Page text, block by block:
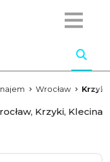
Wrocław Krzyki
Krzyki, Klecina